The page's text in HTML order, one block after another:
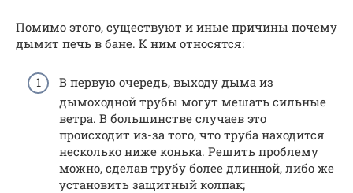
Помимо этого, существуют и иные причины почему
дымит печь в бане. К ним относятся:
В первую очередь, выходу дыма из
дымоходной трубы могут мешать сильные
ветра. В большинстве случаев это
происходит из-за того, что труба находится
несколько ниже конька. Решить проблему
можно, сделав трубу более длинной, либо же
установить защитный колпак;